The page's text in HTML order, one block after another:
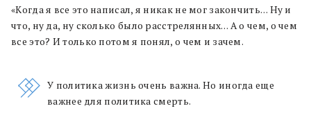
«Когда я все это написал, я никак не мог закончить… Ну и
что, ну да, ну сколько было расстрелянных… А о чем, о чем
все это? И только потом я понял, о чем и зачем.
У политика жизнь очень важна. Но иногда еще
важнее для политика смерть.